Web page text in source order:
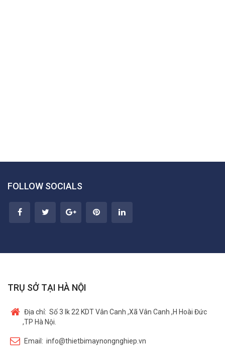
FOLLOW SOCIALS
TRỤ SỞ TẠI HÀ NỘI
Địa chỉ: Số 3 lk 22 KDT Vân Canh ,Xã Vân Canh ,H Hoài Đức
,TP Hà Nội.
Email: info@thietbimaynongnghiep.vn